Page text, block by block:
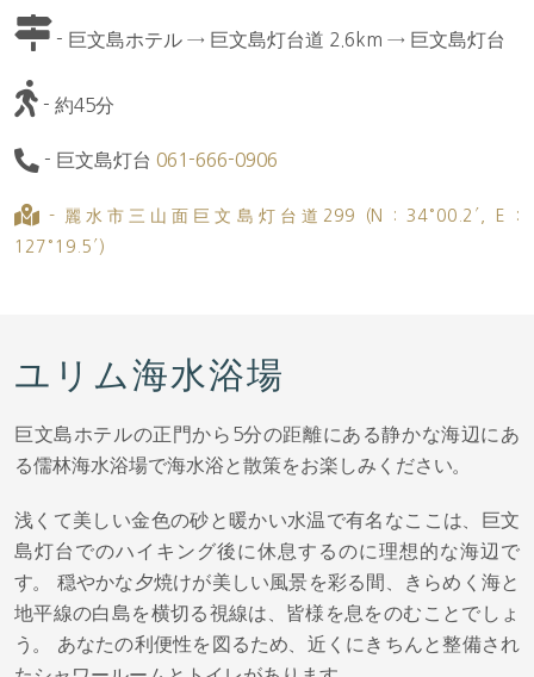
- 巨文島ホテル → 巨文島灯台道 2.6km → 巨文島灯台
- 約45分
- 巨文島灯台 061-666-0906
- 麗水市三山面巨文島灯台道299 (N : 34°00.2′, E :
127°19.5′)
ユリム海水浴場
巨文島ホテルの正門から5分の距離にある静かな海辺にあ
る儒林海水浴場で海水浴と散策をお楽しみください。
浅くて美しい金色の砂と暖かい水温で有名なここは、巨文
島灯台でのハイキング後に休息するのに理想的な海辺で
す。 穏やかな夕焼けが美しい風景を彩る間、きらめく海と
地平線の白島を横切る視線は、皆様を息をのむことでしょ
う。 あなたの利便性を図るため、近くにきちんと整備され